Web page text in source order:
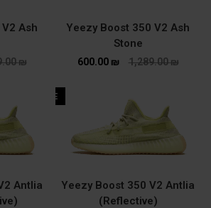
Yeezy Boost 350 V2 Ash
Stone
1,289.00₪
600.00 ₪
Ash
₪
SALE
Yeezy Boost 350 V2 Antlia
(Reflective)
Antlia